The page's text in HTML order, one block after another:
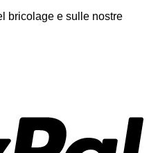
bricolage e sulle nostre